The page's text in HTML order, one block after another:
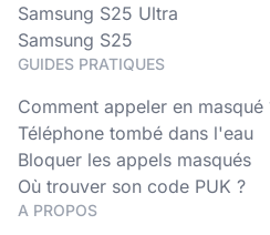
Samsung S25 Ultra
Samsung S25
GUIDES PRATIQUES
Comment appeler en masqué
Téléphone tombé dans l'eau
Bloquer les appels masqués
Où trouver son code PUK ?
A PROPOS